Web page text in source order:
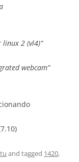
linux 2 (vl4)”
webcam”
and tagged 1420,